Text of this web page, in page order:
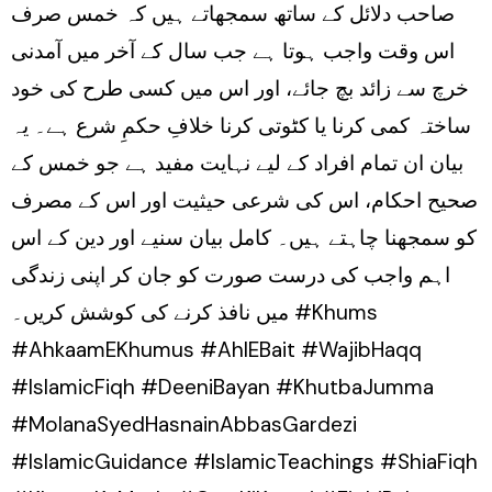
صاحب دلائل کے ساتھ سمجھاتے ہیں کہ خمس صرف
اس وقت واجب ہوتا ہے جب سال کے آخر میں آمدنی
خرچ سے زائد بچ جائے، اور اس میں کسی طرح کی خود
ساختہ کمی کرنا یا کٹوتی کرنا خلافِ حکمِ شرع ہے۔ یہ
بیان ان تمام افراد کے لیے نہایت مفید ہے جو خمس کے
صحیح احکام، اس کی شرعی حیثیت اور اس کے مصرف
کو سمجھنا چاہتے ہیں۔ کامل بیان سنیے اور دین کے اس
اہم واجب کی درست صورت کو جان کر اپنی زندگی
میں نافذ کرنے کی کوشش کریں۔ #Khums
#AhkaamEKhumus #AhlEBait #WajibHaqq
#IslamicFiqh #DeeniBayan #KhutbaJumma
#MolanaSyedHasnainAbbasGardezi
#IslamicGuidance #IslamicTeachings #ShiaFiqh